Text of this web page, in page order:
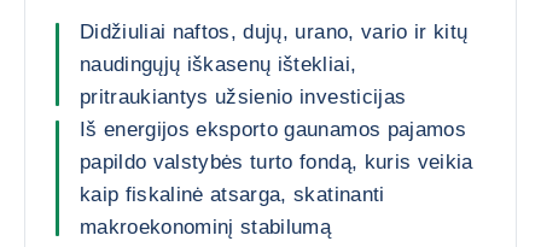
Didžiuliai naftos, dujų, urano, vario ir kitų
naudingųjų iškasenų ištekliai,
pritraukiantys užsienio investicijas
Iš energijos eksporto gaunamos pajamos
papildo valstybės turto fondą, kuris veikia
kaip fiskalinė atsarga, skatinanti
makroekonominį stabilumą